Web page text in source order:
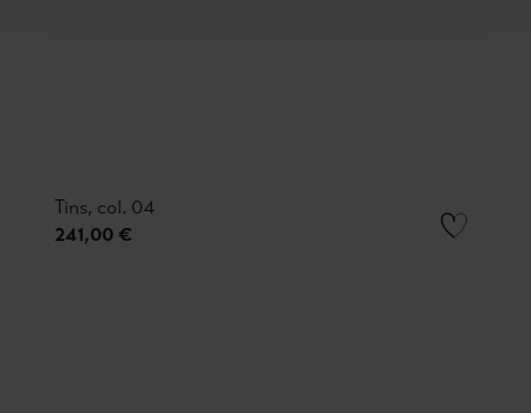
Tins, col. 04
241,00 €